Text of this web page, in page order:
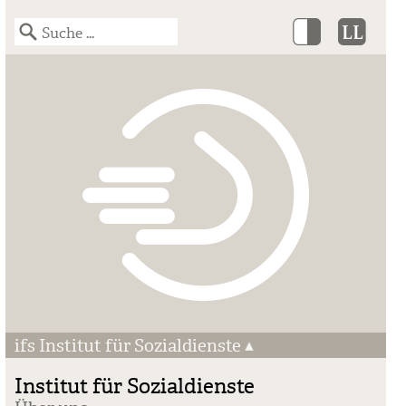
ifs Institut für Sozialdienste
Institut für Sozialdienste